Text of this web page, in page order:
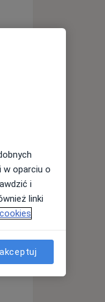
Wt,
11 Sie
w oparciu o
i
linki